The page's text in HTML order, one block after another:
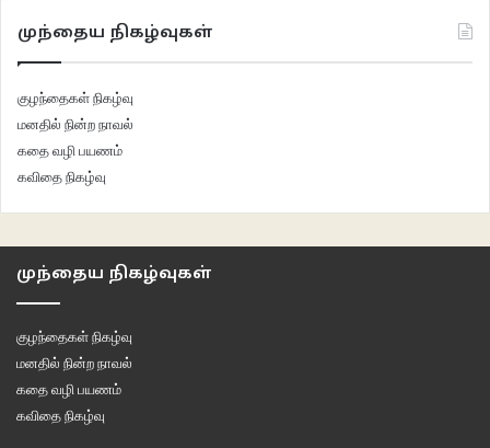
நீதி:எதிர்பாராமல் கிடைக்கும் மாற்றத்தைத் தன் இயல்பென்று சொல்லக்கூடாது.
தெரியும்போது உலகே நம்மை இழிக்கும்.
anuma
முந்தைய நிகழ்வுகள்
குழந்தைகள் நிகழ்வு
மனதில் நின்ற நாவல்
கதை வழி பயணம்
கவிதை நிகழ்வு
முந்தைய நிகழ்வுகள்
குழந்தைகள் நிகழ்வு
மனதில் நின்ற நாவல்
கதை வழி பயணம்
கவிதை நிகழ்வு